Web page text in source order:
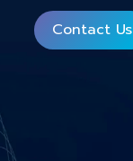
Contact Us